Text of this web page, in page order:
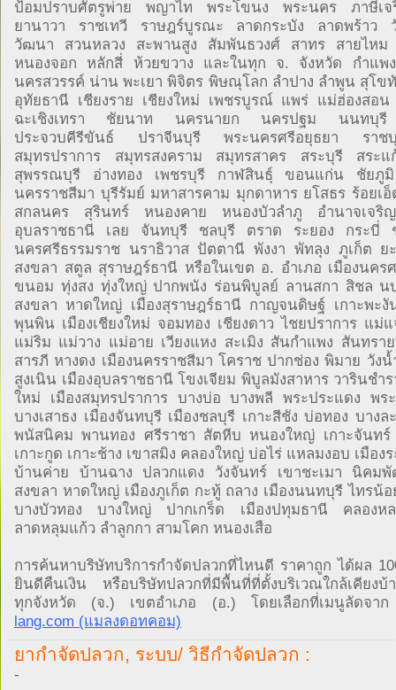
ป้อมปราบศัตรูพ่าย พญาไท พระโขนง พระนคร ภาษีเ
ยานาวา ราชเทวี ราษฎร์บูรณะ ลาดกระบัง ลาดพร้าว วั
วัฒนา สวนหลวง สะพานสูง สัมพันธวงศ์ สาทร สายไหม
หนองจอก หลักสี่ ห้วยขวาง และในทุก จ. จังหวัด กำแพ
นครสวรรค์ น่าน พะเยา พิจิตร พิษณุโลก ลำปาง ลำพูน สุโข
อุทัยธานี เชียงราย เชียงใหม่ เพชรบูรณ์ แพร่ แม่ฮ่องสอ
ฉะเชิงเทรา ชัยนาท นครนายก นครปฐม นนทบุ
ประจวบคีรีขันธ์ ปราจีนบุรี พระนครศรีอยุธยา รา
สมุทรปราการ สมุทรสงคราม สมุทรสาคร สระบุรี สระ
สุพรรณบุรี อ่างทอง เพชรบุรี กาฬสินธุ์ ขอนแก่น ชัยภู
นครราชสีมา บุรีรัมย์ มหาสารคาม มุกดาหาร ยโสธร ร้อยเอ็
สกลนคร สุรินทร์ หนองคาย หนองบัวลำภู อำนาจเจริ
อุบลราชธานี เลย จันทบุรี ชลบุรี ตราด ระยอง กระบี่
นครศรีธรรมราช นราธิวาส ปัตตานี พังงา พัทลุง ภูเก็ต ย
สงขลา สตูล สุราษฎร์ธานี หรือในเขต อ. อำเภอ เมืองนคร
ขนอม ทุ่งสง ทุ่งใหญ่ ปากพนัง ร่อนพิบูลย์ ลานสกา สิชล น
สงขลา หาดใหญ่ เมืองสุราษฎร์ธานี กาญจนดิษฐ์ เกาะพะงั
พุนพิน เมืองเชียงใหม่ จอมทอง เชียงดาว ไชยปราการ แม่
แม่ริม แม่วาง แม่อาย เวียงแหง สะเมิง สันกำแพง สันทรา
สารภี หางดง เมืองนครราชสีมา โคราช ปากช่อง พิมาย วังน้
สูงเนิน เมืองอุบลราชธานี โขงเจียม พิบูลมังสาหาร วารินชำ
ใหม่ เมืองสมุทรปราการ บางบ่อ บางพลี พระประแดง พร
บางเสาธง เมืองจันทบุรี เมืองชลบุรี เกาะสีชัง บ่อทอง บางล
พนัสนิคม พานทอง ศรีราชา สัตหีบ หนองใหญ่ เกาะจันทร์
เกาะกูด เกาะช้าง เขาสมิง คลองใหญ่ บ่อไร่ แหลมงอบ เมือง
บ้านค่าย บ้านฉาง ปลวกแดง วังจันทร์ เขาชะเมา นิคม
สงขลา หาดใหญ่ เมืองภูเก็ต กะทู้ ถลาง เมืองนนทบุรี ไทรน้อ
บางบัวทอง บางใหญ่ ปากเกร็ด เมืองปทุมธานี คลองห
ลาดหลุมแก้ว ลำลูกกา สามโคก หนองเสือ
การค้นหาบริษัทบริการกำจัดปลวกที่ไหนดี ราคาถูก ได้ผล
ยินดีคืนเงิน หรือบริษัทปลวกที่มีพื้นที่ที่ตั้งบริเวณใกล้เคียงบ้
ทุกจังหวัด (จ.) เขตอำเภอ (อ.) โดยเลือกที่เมนูลัดจ
lang.com (แมลงดอทคอม)
ยากำจัดปลวก, ระบบ/ วิธีกำจัดปลวก :
-